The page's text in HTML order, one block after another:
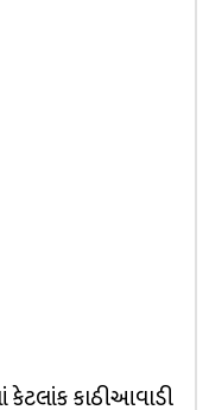
કાઠીઆવાડી